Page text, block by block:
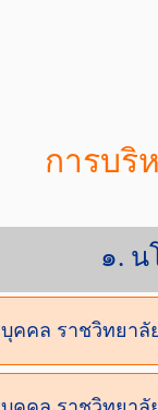
การบริ
๑. น
คคล ราชวิทยา